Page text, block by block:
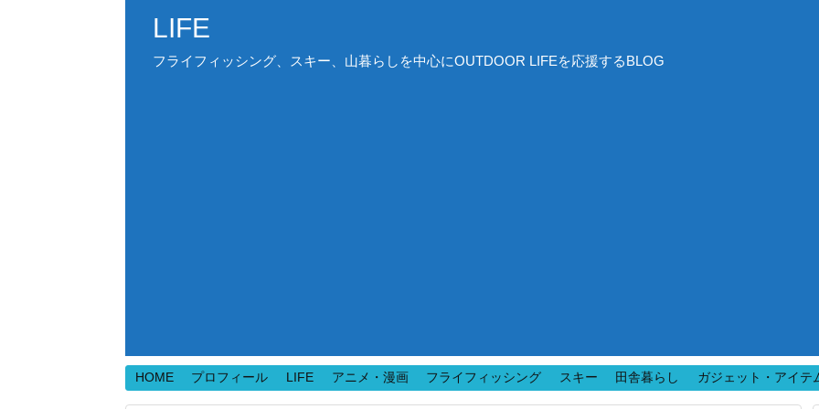
LIFE
フライフィッシング、スキー、山暮らしを中心にOUTDOOR LIFEを応援するBLOG
HOME プロフィール LIFE アニメ・漫画 フライフィッシング スキー 田舎暮らし ガジェット・アイテ